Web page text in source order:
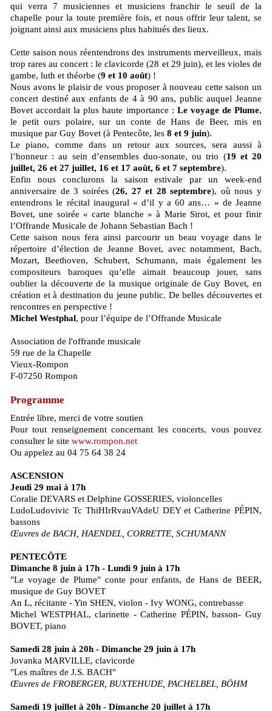
qui verra 7 musiciennes et musiciens franchir le seuil de la
chapelle pour la toute première fois, et nous offrir leur talent, se
joignant ainsi aux musiciens plus habitués des lieux.
Cette saison nous réentendrons des instruments merveilleux, mais
trop rares au concert : le clavicorde (28 et 29 juin), et les violes de
gambe, luth et théorbe (9 et 10 août) !
Nous avons le plaisir de vous proposer à nouveau cette saison un
concert destiné aux enfants de 4 à 90 ans, public auquel Jeanne
Bovet accordait la plus haute importance : Le voyage de Plume,
le petit ours polaire, sur un conte de Hans de Beer, mis en
musique par Guy Bovet (à Pentecôte, les 8 et 9 juin).
Le piano, comme dans un retour aux sources, sera aussi à
l’honneur : au sein d’ensembles duo-sonate, ou trio (19 et 20
juillet, 26 et 27 juillet, 16 et 17 août, 6 et 7 septembre).
Enfin nous conclurons la saison estivale par un week-end
anniversaire de 3 soirées (26, 27 et 28 septembre), où nous y
entendrons le récital inaugural « d’il y a 60 ans… » de Jeanne
Bovet, une soirée « carte blanche » à Marie Sirot, et pour finir
l’Offrande Musicale de Johann Sebastian Bach !
Cette saison nous fera ainsi parcourir un beau voyage dans le
répertoire d’élection de Jeanne Bovet, avec notamment, Bach,
Mozart, Beethoven, Schubert, Schumann, mais également les
compositeurs baroques qu’elle aimait beaucoup jouer, sans
oublier la découverte de la musique originale de Guy Bovet, en
création et à destination du jeune public. De belles découvertes et
rencontres en perspective !
Michel Westphal, pour l’équipe de l’Offrande Musicale
Association de l'offrande musicale
59 rue de la Chapelle
Vieux-Rompon
F-07250 Rompon
Programme
Entrée libre, merci de votre soutien
Pour tout renseignement concernant les concerts, vous pouvez
consulter le site www.rompon.net
Ou appelez au 04 75 64 38 24
ASCENSION
Jeudi 29 mai à 17h
Coralie DEVARS et Delphine GOSSERIES, violoncelles
LudoLudovivic Tc ThiHIrRvauVAdeU DEY et Catherine PÉPIN,
bassons
Œuvres de BACH, HAENDEL, CORRETTE, SCHUMANN
PENTECÔTE
Dimanche 8 juin à 17h - Lundi 9 juin à 17h
"Le voyage de Plume" conte pour enfants, de Hans de BEER,
musique de Guy BOVET
An L, récitante - Yin SHEN, violon - Ivy WONG, contrebasse
Michel WESTPHAL, clarinette - Catherine PÉPIN, basson- Guy
BOVET, piano
Samedi 28 juin à 20h - Dimanche 29 juin à 17h
Jovanka MARVILLE, clavicorde
"Les maîtres de J.S. BACH"
Œuvres de FROBERGER, BUXTEHUDE, PACHELBEL, BÖHM
Samedi 19 juillet à 20h - Dimanche 20 juillet à 17h